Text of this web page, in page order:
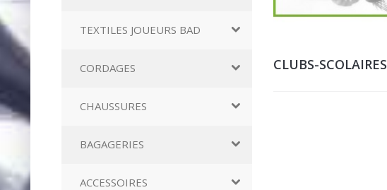
TEXTILES JOUEURS BAD
CORDAGES
CHAUSSURES
BAGAGERIES
ACCESSOIRES
CLUBS-SCOLAIRES